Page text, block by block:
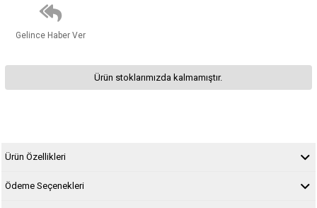
Gelince Haber Ver
Ürün stoklarımızda kalmamıştır.
Ürün Özellikleri
Ödeme Seçenekleri